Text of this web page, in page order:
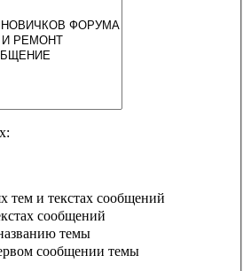
тем и текстах сообщений
сообщений
темы
сообщении темы